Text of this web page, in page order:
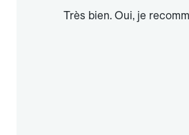
Très bien. Oui, je